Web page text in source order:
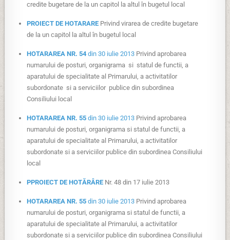
credite bugetare de la un capitol la altul în bugetul local
PROIECT DE HOTARARE Privind virarea de credite bugetare
de la un capitol la altul în bugetul local
HOTARAREA NR. 54 din 30 iulie 2013 Privind aprobarea
numarului de posturi, organigrama si statul de functii, a
aparatului de specialitate al Primarului, a activitatilor
subordonate si a serviciilor publice din subordinea
Consiliului local
HOTARAREA NR. 55 din 30 iulie 2013 Privind aprobarea
numarului de posturi, organigrama si statul de functii, a
aparatului de specialitate al Primarului, a activitatilor
subordonate si a serviciilor publice din subordinea Consiliului
local
PPROIECT DE HOTĂRÂRE Nr. 48 din 17 iulie 2013
HOTARAREA NR. 55 din 30 iulie 2013 Privind aprobarea
numarului de posturi, organigrama si statul de functii, a
aparatului de specialitate al Primarului, a activitatilor
subordonate si a serviciilor publice din subordinea Consiliului